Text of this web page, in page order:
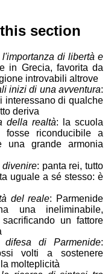
section
l'importanza di libertà e
in Grecia, favorita da
introvabili altrove
inizi di una avventura:
interessano di qualche
deriva
della realtà: la scuola
fosse riconducibile a
grande armonia
divenire: panta rei, tutto
uguale a sé stesso: è
del reale: Parmenide
una ineliminabile,
un fattore
di Parmenide:
volti a sostenere
molteplicità